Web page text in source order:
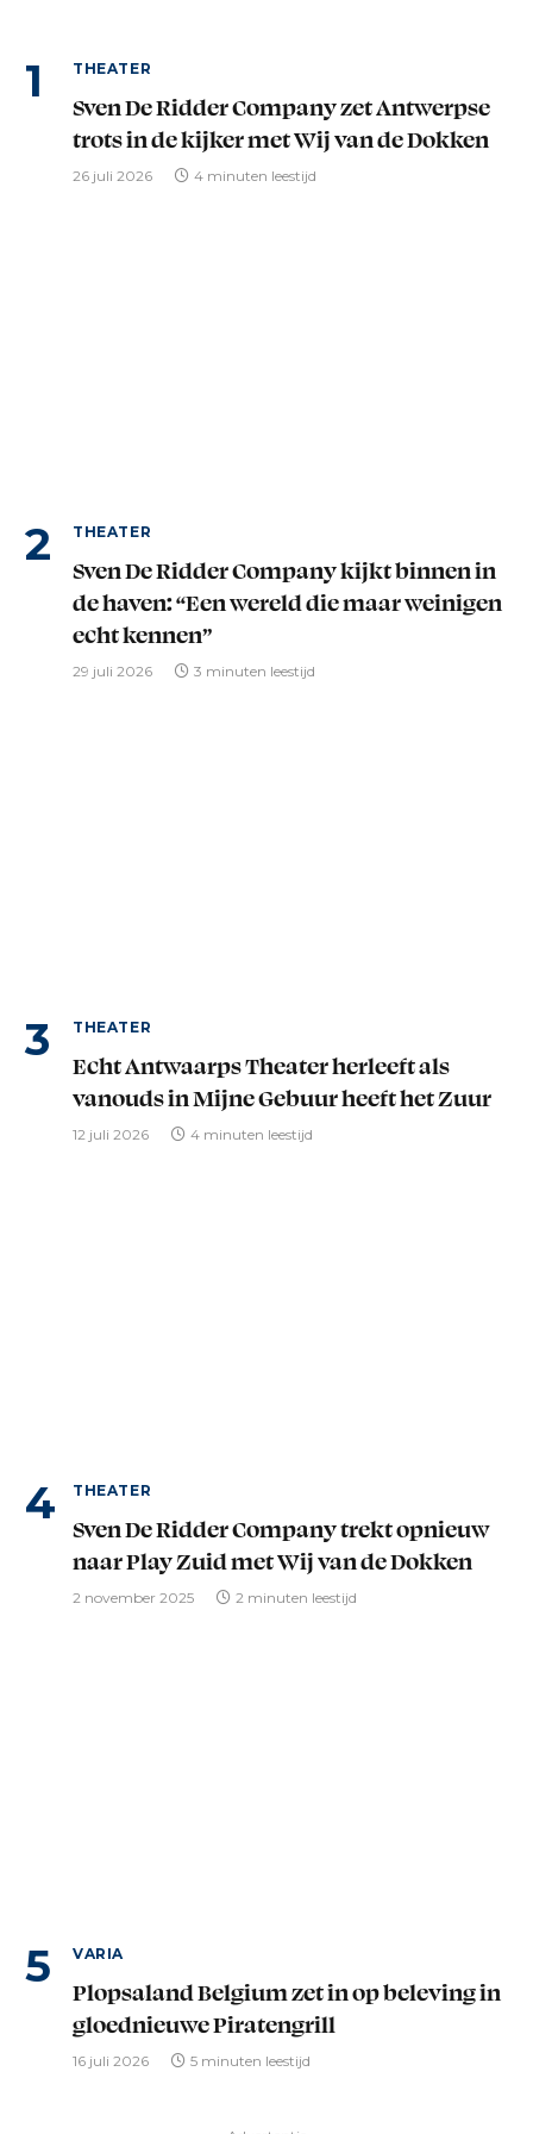
THEATER
Sven De Ridder Company zet Antwerpse
trots in de kijker met Wij van de Dokken
26 juli 2026 4 minuten leestijd
THEATER
Sven De Ridder Company kijkt binnen in
de haven: “Een wereld die maar weinigen
echt kennen”
29 juli 2026 3 minuten leestijd
THEATER
Echt Antwaarps Theater herleeft als
vanouds in Mijne Gebuur heeft het Zuur
12 juli 2026 4 minuten leestijd
THEATER
Sven De Ridder Company trekt opnieuw
naar Play Zuid met Wij van de Dokken
2 november 2025 2 minuten leestijd
VARIA
Plopsaland Belgium zet in op beleving in
gloednieuwe Piratengrill
16 juli 2026 5 minuten leestijd